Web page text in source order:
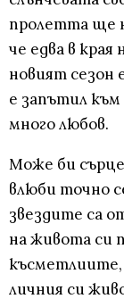
пролетта ще
че едва в
новият сезон
е запътил към
много любов.
Може би
влюби точно
звездите са
на живота си
личния си